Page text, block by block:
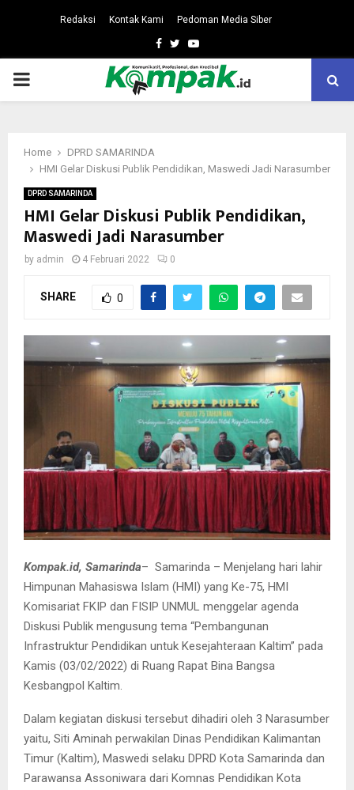
Redaksi Kontak Kami Pedoman Media Siber
Facebook
TwitterYoutube
PRIMARY
Home
DPRD SAMARINDA
HMI Gelar Diskusi Publik Pendidikan, Maswedi Jadi Narasumber
DPRD SAMARINDA
HMI Gelar Diskusi Publik Pendidikan,
Maswedi Jadi Narasumber
by admin 4 Februari 2022 0
SHARE 0
Kompak.id, Samarinda– Samarinda – Menjelang hari lahir
Himpunan Mahasiswa Islam (HMI) yang Ke-75, HMI
Komisariat FKIP dan FISIP UNMUL menggelar agenda
Diskusi Publik mengusung tema “Pembangunan
Infrastruktur Pendidikan untuk Kesejahteraan Kaltim” pada
Kamis (03/02/2022) di Ruang Rapat Bina Bangsa
Kesbangpol Kaltim.
Dalam kegiatan diskusi tersebut dihadiri oleh 3 Narasumber
yaitu, Siti Aminah perwakilan Dinas Pendidikan Kalimantan
Timur (Kaltim), Maswedi selaku DPRD Kota Samarinda dan
Parawansa Assoniwara dari Komnas Pendidikan Kota